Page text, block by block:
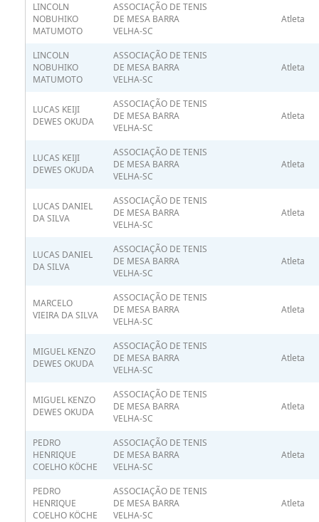
LINCOLN
NOBUHIKO
MATUMOTO
ASSOCIAÇÃO DE TENIS
DE MESA BARRA
VELHA-SC
Atleta
LINCOLN
NOBUHIKO
MATUMOTO
ASSOCIAÇÃO DE TENIS
DE MESA BARRA
VELHA-SC
Atleta
LUCAS KEIJI
DEWES OKUDA
ASSOCIAÇÃO DE TENIS
DE MESA BARRA
VELHA-SC
Atleta
LUCAS KEIJI
DEWES OKUDA
ASSOCIAÇÃO DE TENIS
DE MESA BARRA
VELHA-SC
Atleta
LUCAS DANIEL
DA SILVA
ASSOCIAÇÃO DE TENIS
DE MESA BARRA
VELHA-SC
Atleta
LUCAS DANIEL
DA SILVA
ASSOCIAÇÃO DE TENIS
DE MESA BARRA
VELHA-SC
Atleta
MARCELO
VIEIRA DA SILVA
ASSOCIAÇÃO DE TENIS
DE MESA BARRA
VELHA-SC
Atleta
MIGUEL KENZO
DEWES OKUDA
ASSOCIAÇÃO DE TENIS
DE MESA BARRA
VELHA-SC
Atleta
MIGUEL KENZO
DEWES OKUDA
ASSOCIAÇÃO DE TENIS
DE MESA BARRA
VELHA-SC
Atleta
PEDRO
HENRIQUE
COELHO KÖCHE
ASSOCIAÇÃO DE TENIS
DE MESA BARRA
VELHA-SC
Atleta
PEDRO
HENRIQUE
COELHO KÖCHE
ASSOCIAÇÃO DE TENIS
DE MESA BARRA
VELHA-SC
Atleta